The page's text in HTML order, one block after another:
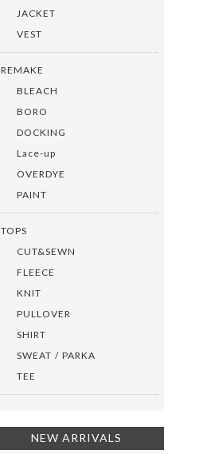
JACKET
VEST
REMAKE
BLEACH
BORO
DOCKING
Lace-up
OVERDYE
PAINT
TOPS
CUT&SEWN
FLEECE
KNIT
PULLOVER
SHIRT
SWEAT / PARKA
TEE
NEW ARRIVALS